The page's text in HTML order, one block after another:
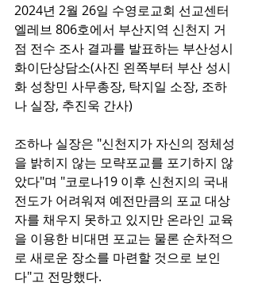
2024년 2월 26일 수영로교회 선교센터
엘레브 806호에서 부산지역 신천지 거
점 전수 조사 결과를 발표하는 부산성시
화이단상담소(사진 왼쪽부터 부산 성시
화 성창민 사무총장, 탁지일 소장, 조하
나 실장, 추진욱 간사)
조하나 실장은 "신천지가 자신의 정체성
을 밝히지 않는 모략포교를 포기하지 않
았다"며 "코로나19 이후 신천지의 국내
전도가 어려워져 예전만큼의 포교 대상
자를 채우지 못하고 있지만 온라인 교육
을 이용한 비대면 포교는 물론 순차적으
로 새로운 장소를 마련할 것으로 보인
다"고 전망했다.